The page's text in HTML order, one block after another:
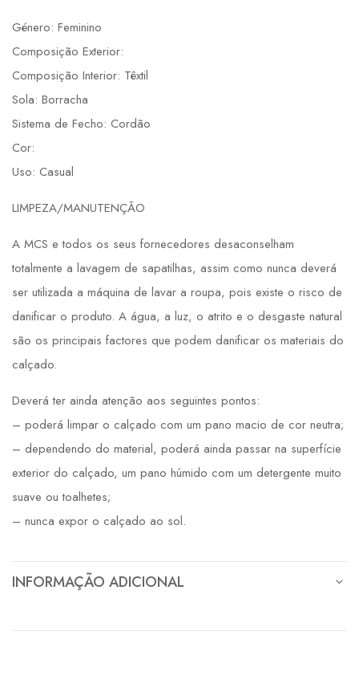
Género: Feminino
Composição Exterior:
Composição Interior: Têxtil
Sola: Borracha
Sistema de Fecho: Cordão
Cor:
Uso: Casual
LIMPEZA/MANUTENÇÃO
A MCS e todos os seus fornecedores desaconselham
totalmente a lavagem de sapatilhas, assim como nunca deverá
ser utilizada a máquina de lavar a roupa, pois existe o risco de
danificar o produto. A água, a luz, o atrito e o desgaste natural
são os principais factores que podem danificar os materiais do
calçado.
Deverá ter ainda atenção aos seguintes pontos:
– poderá limpar o calçado com um pano macio de cor neutra;
– dependendo do material, poderá ainda passar na superfície
exterior do calçado, um pano húmido com um detergente muito
suave ou toalhetes;
– nunca expor o calçado ao sol.
INFORMAÇÃO ADICIONAL